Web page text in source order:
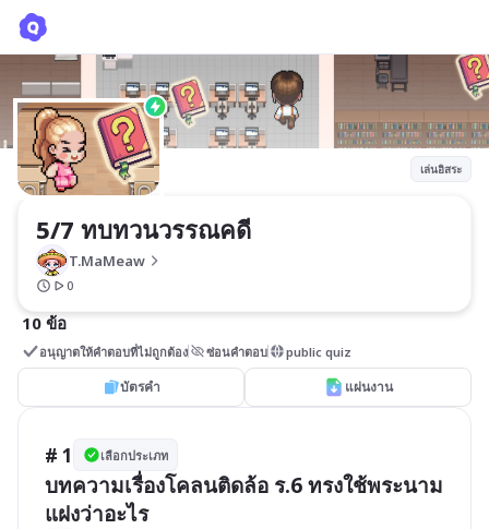
เล่นอิสระ
5/7 ทบทวนวรรณคดี
T.MaMeaw
0
10 ข้อ
อนุญาตให้คำตอบที่ไม่ถูกต้อง ซ่อนคำตอบ public quiz
บัตรคำ แผ่นงาน
# 1 เลือกประเภท
บทความเรื่องโคลนติดล้อ ร.6 ทรงใช้พระนาม
แฝงว่าอะไร